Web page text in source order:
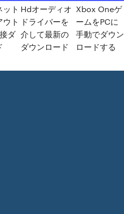
ト
ト
ダ
Hdオーディオ
ドライバーを
介して最新の
ダウンロード
Xbox Oneゲ
ームをPCに
手動でダウン
ロードする